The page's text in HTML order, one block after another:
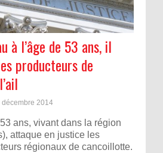
à l’âge de 53 ans, il
producteurs de
décembre 2014
ans, vivant dans la région
attaque en justice les
régionaux de cancoillotte.